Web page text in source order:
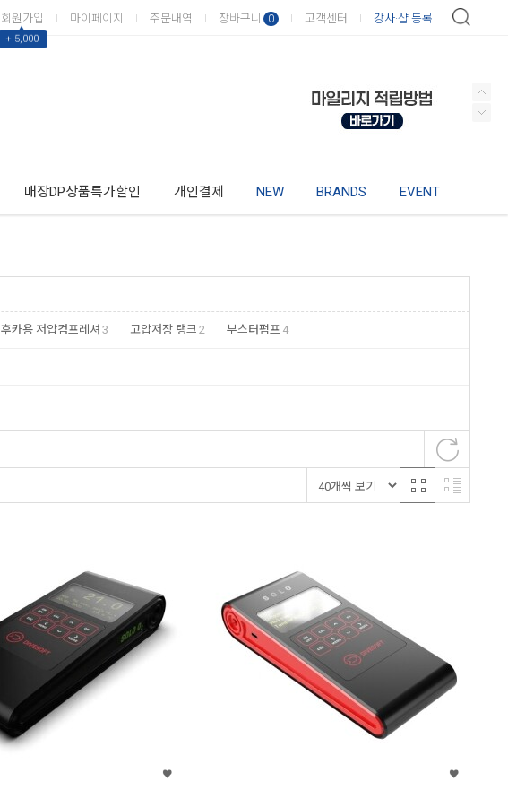
회원가입
▲
+ 5,000
마이페이지 주문내역 장바구니 0 고객센터 강사·샵 등록
매장DP상품특가할인 개인결제 NEW BRANDS EVENT
후카용 저압컴프레셔 3 고압저장 탱크 2 부스터펌프 4